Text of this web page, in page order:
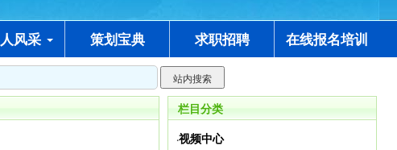
风采 策划宝典 求职招聘 在线报名培训
栏目分类
·视频中心